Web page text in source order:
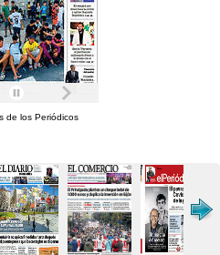
de los Periódicos